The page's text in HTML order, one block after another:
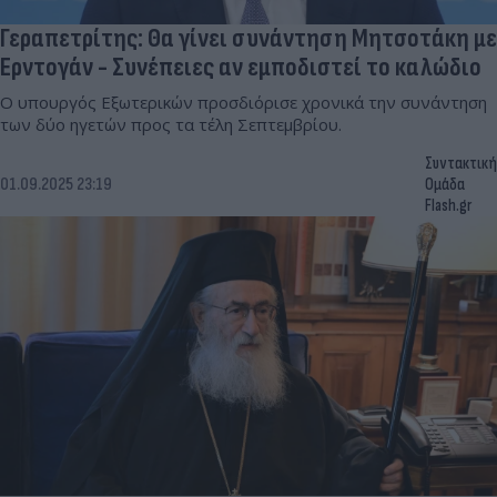
Γεραπετρίτης: Θα γίνει συνάντηση Μητσοτάκη με
Ερντογάν - Συνέπειες αν εμποδιστεί το καλώδιο
Ο υπουργός Εξωτερικών προσδιόρισε χρονικά την συνάντηση
των δύο ηγετών προς τα τέλη Σεπτεμβρίου.
01.09.2025 23:19
Συντακτική
Ομάδα
Flash.gr